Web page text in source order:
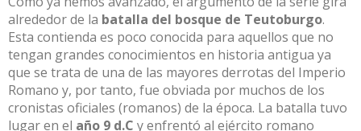
alrededor de la batalla del bosque de Teutoburgo.
Esta contienda es poco conocida para aquellos que no
tengan grandes conocimientos en historia antigua ya
que se trata de una de las mayores derrotas del Imperio
Romano y, por tanto, fue obviada por muchos de los
cronistas oficiales (romanos) de la época. La batalla tuvo
lugar en el año 9 d.C y enfrentó al ejército romano